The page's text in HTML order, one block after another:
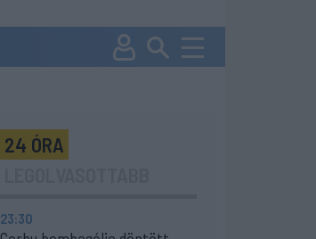
24 ÓRA
23:30